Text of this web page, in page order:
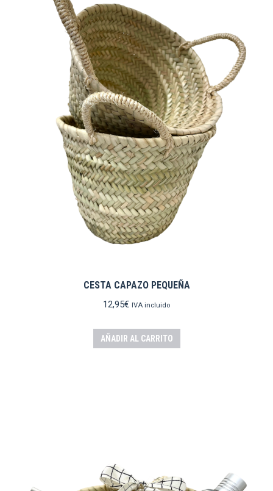
CESTA CAPAZO PEQUEÑA
12,95€ IVA incluido
AÑADIR AL CARRITO